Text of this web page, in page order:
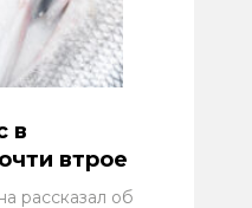
в
втрое
рассказал об